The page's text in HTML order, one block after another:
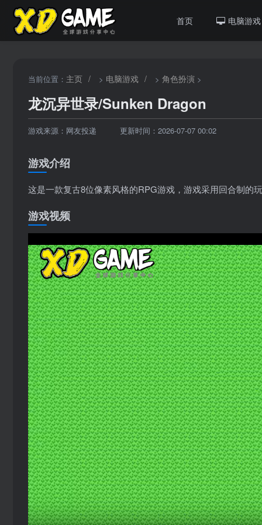
首页 电脑游戏
当前位置： 主页 / > 电脑游戏 / > 角色扮演 >
龙沉异世录/Sunken Dragon
游戏来源：网友投递 更新时间：2026-07-07 00:02
游戏介绍
这是一款复古8位像素风格的RPG游戏，游戏采用回合制的
游戏视频